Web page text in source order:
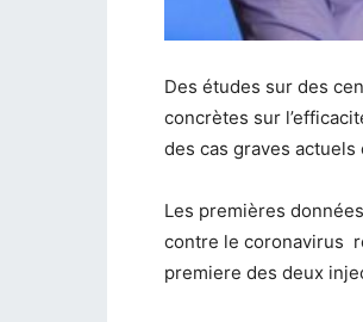
Des études sur des
concrètes sur
des cas graves
Les premières
contre le coronavirus
premiere des deux